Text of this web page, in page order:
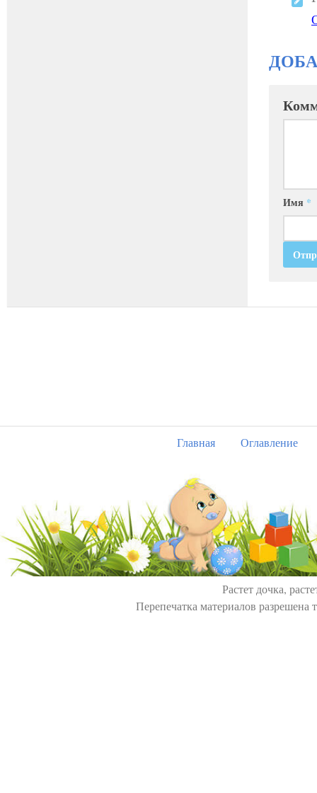
Имя *
Главная Оглавление
Растет дочка,
Перепечатка материалов разрешена